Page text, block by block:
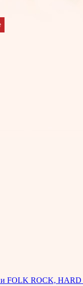
FOLK ROCK,